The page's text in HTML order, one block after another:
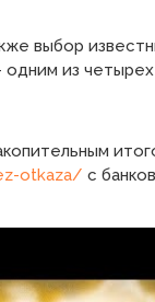
выбор
из
otkaza/ с